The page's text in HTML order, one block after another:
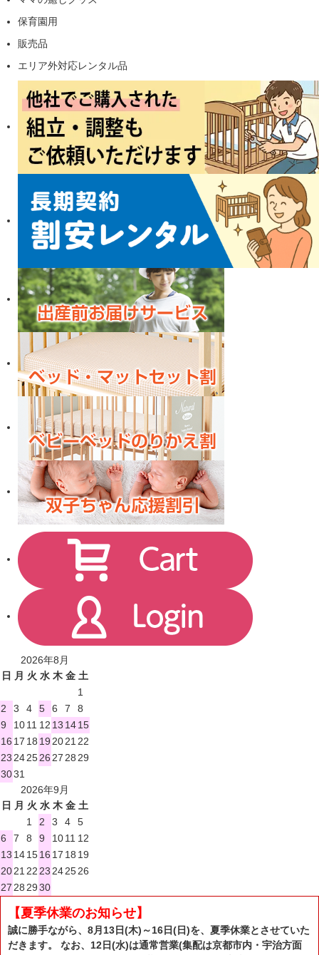
保育園用
販売品
エリア外対応レンタル品
2026年8月
日 月 火 水 木 金 土
1
2
3 4 5 6 7
8
9
1011 12 13 1415
16 17 18 19 2021 22
23 242526 27 28 29
3031
2026年9月
日 月 火 水 木 金 土
1
2 3 4
5
6
7 8 9 1011 12
13 141516 17 18 19
2021 22 23 242526
27 28 2930
【夏季休業のお知らせ】
誠に勝手ながら、8月13日(木)～16日(日)を、夏季休業とさせていた
だきます。 なお、12日(水)は通常営業(集配は京都市内・宇治方面